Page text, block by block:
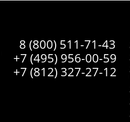
8 (800) 511-71-43
+7 (495) 956-00-59
+7 (812) 327-27-12